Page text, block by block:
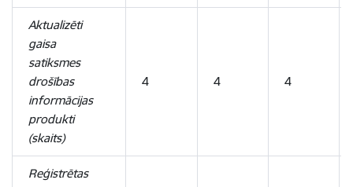
Aktualizēti
gaisa
satiksmes
drošības
informācijas
produkti
(skaits)
4 4 4
Reģistrētas